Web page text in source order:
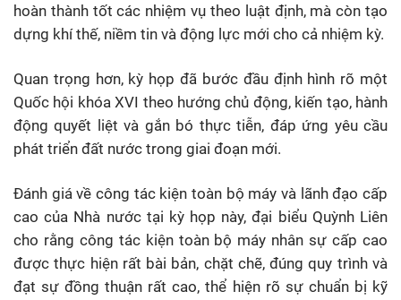
hoàn thành tốt các nhiệm vụ theo luật định, mà còn tạo
dựng khí thế, niềm tin và động lực mới cho cả nhiệm kỳ.
Quan trọng hơn, kỳ họp đã bước đầu định hình rõ một
Quốc hội khóa XVI theo hướng chủ động, kiến tạo, hành
động quyết liệt và gắn bó thực tiễn, đáp ứng yêu cầu
phát triển đất nước trong giai đoạn mới.
Đánh giá về công tác kiện toàn bộ máy và lãnh đạo cấp
cao của Nhà nước tại kỳ họp này, đại biểu Quỳnh Liên
cho rằng công tác kiện toàn bộ máy nhân sự cấp cao
được thực hiện rất bài bản, chặt chẽ, đúng quy trình và
đạt sự đồng thuận rất cao, thể hiện rõ sự chuẩn bị kỹ